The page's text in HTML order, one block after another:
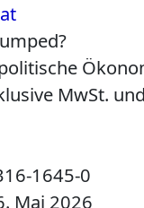
MwSt.
1645-0
Mai 2026